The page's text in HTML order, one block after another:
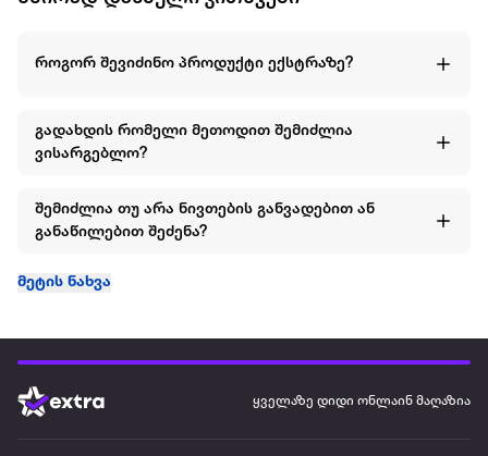
როგორ შევიძინო პროდუქტი ექსტრაზე?
გადახდის რომელი მეთოდით შემიძლია
ვისარგებლო?
შემიძლია თუ არა ნივთების განვადებით ან
განაწილებით შეძენა?
მეტის ნახვა
ყველაზე დიდი ონლაინ მაღაზია